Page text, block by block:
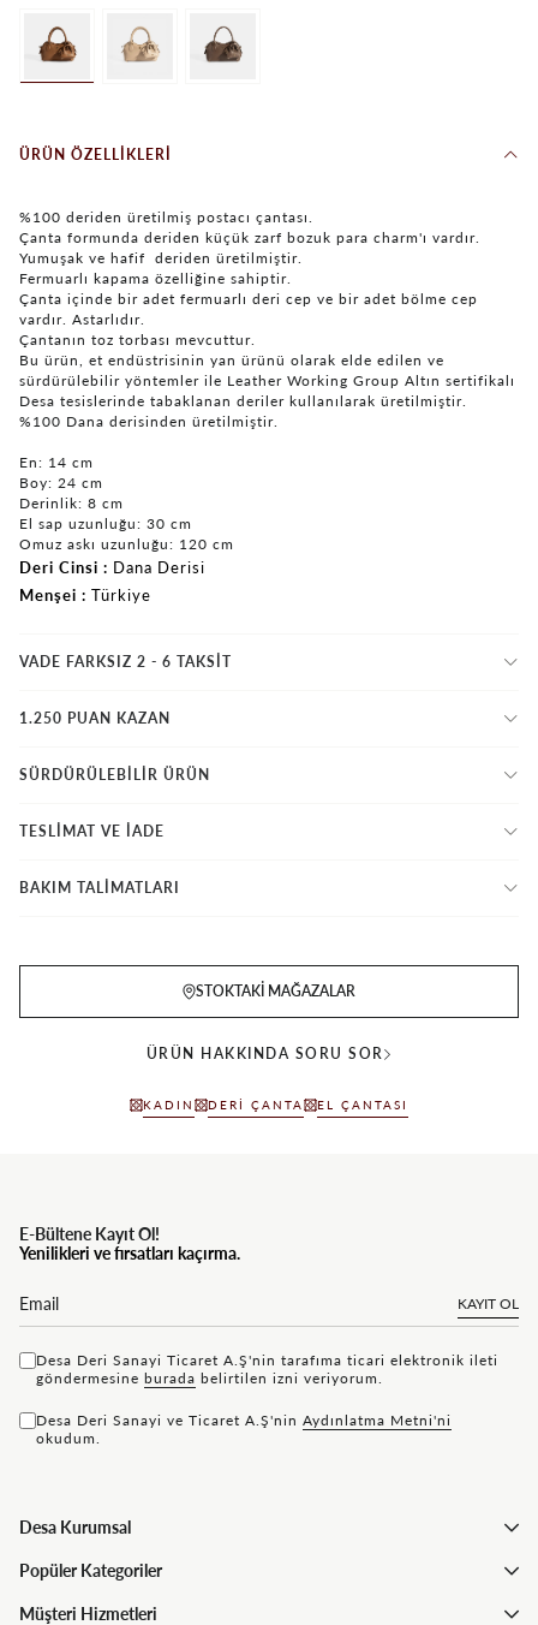
ÜRÜN ÖZELLIKLERI
%100 deriden üretilmiş postacı çantası.
Çanta formunda deriden küçük zarf bozuk para charm'ı vardır.
Yumuşak ve hafif deriden üretilmiştir.
Fermuarlı kapama özelliğine sahiptir.
Çanta içinde bir adet fermuarlı deri cep ve bir adet bölme cep
vardır. Astarlıdır.
Çantanın toz torbası mevcuttur.
Bu ürün, et endüstrisinin yan ürünü olarak elde edilen ve
sürdürülebilir yöntemler ile Leather Working Group Altın sertifikalı
Desa tesislerinde tabaklanan deriler kullanılarak üretilmiştir.
%100 Dana derisinden üretilmiştir.
En: 14 cm
Boy: 24 cm
Derinlik: 8 cm
El sap uzunluğu: 30 cm
Omuz askı uzunluğu: 120 cm
Deri Cinsi
Dana Derisi
Menşei
Türkiye
VADE FARKSIZ 2 - 6 TAKSIT
1.250 PUAN KAZAN
SÜRDÜRÜLEBİLİR ÜRÜN
TESLİMAT VE İADE
BAKIM TALİMATLARI
STOKTAKI MAĞAZALAR
ÜRÜN HAKKINDA SORU SOR
KADIN DERI ÇANTA EL ÇANTASI
E-Bültene Kayıt Ol!
Yenilikleri ve fırsatları kaçırma.
KAYIT OL
Desa Deri Sanayi Ticaret A.Ş'nin tarafıma ticari elektronik ileti
göndermesine bu rada belirtilen izni veriyorum.
Desa Deri Sanayi ve Ticaret A.Ş'nin Aydınlatma Metni'ni
okudum.
Desa Kurumsal
Popüler Kategoriler
Müşteri Hizmetleri